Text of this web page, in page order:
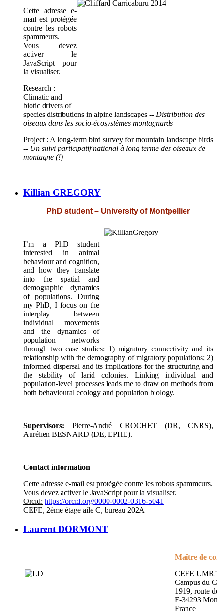
Cette adresse e-
mail est protégée
contre les robots
spammeurs.
Vous devez
activer le
JavaScript pour
la visualiser.
Research :
Climatic and
biotic drivers of
species distributions in alpine landscapes -- Distribution des
oiseaux dans les socio-écosystèmes montagnards
Project : A long-term bird survey for mountain landscape birds
-- Un suivi participatif national à long terme des oiseaux de
montagne (!)
Killian GREGORY
PhD student – University of Montpellier
I’m a PhD student
interested in animal
behaviour and cognition,
and how they translate
into the spatial and
demographic dynamics
of populations. During
my PhD, I focus on the
interplay between
individual movements
and the dynamics of
population networks
through two case studies: 1) migratory connectivity and its
relationship with the demography of migratory populations; 2)
informed dispersal and its implications for the structuring and
the stability of larid colonies. Linking individual and
population-level processes leads me to draw on methods from
both behavioural ecology and population biology.
Supervisors: Pierre-André CROCHET (DR, CNRS),
Aurélien BESNARD (DE, EPHE).
Contact information
Cette adresse e-mail est protégée contre les robots spammeurs.
Vous devez activer le JavaScript pour la visualiser.
Orcid: https://orcid.org/0000-0002-0316-5041
CEFE, 2ème étage aile C, bureau 202A
Laurent DORMONT
Maître de
CEFE
Campus du
1919, route
F-34293
France